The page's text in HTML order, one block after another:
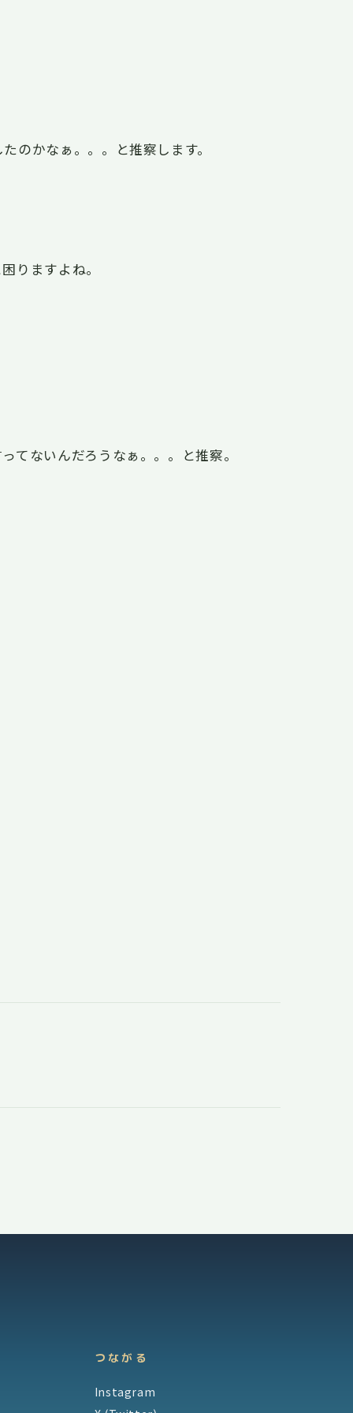
たのかなぁ。。。と推察します。
りますよね。
てないんだろうなぁ。。。と推察。
つながる
Instagram